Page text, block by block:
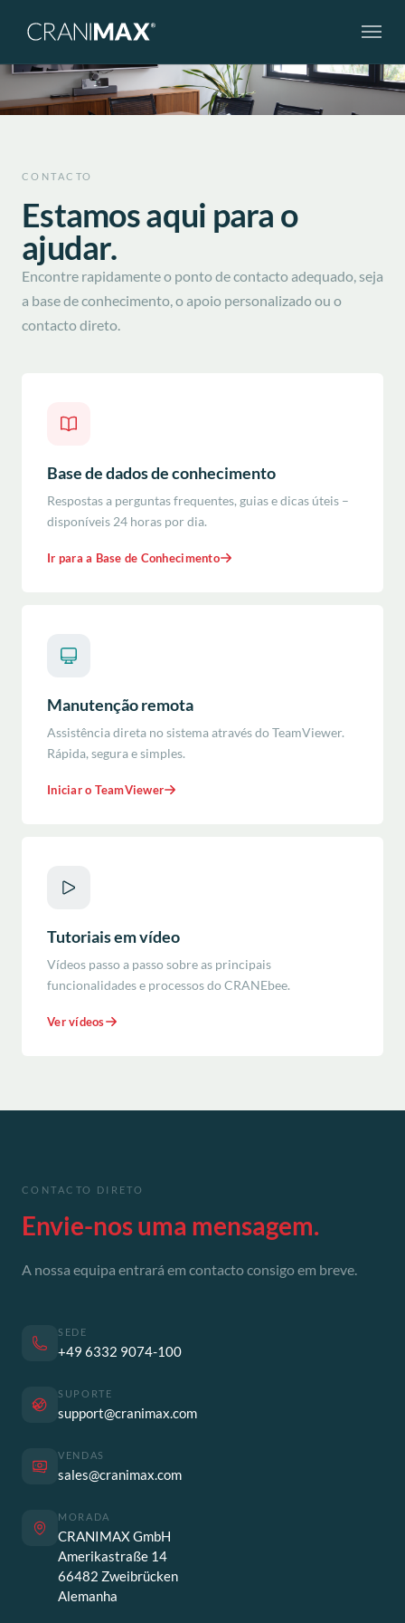
CONTACTO
Estamos aqui para o
ajudar.
Encontre rapidamente o ponto de contacto adequado, seja
a base de conhecimento, o apoio personalizado ou o
contacto direto.
Base de dados de conhecimento
Respostas a perguntas frequentes, guias e dicas úteis –
disponíveis 24 horas por dia.
Ir para a Base de Conhecimento
Manutenção remota
Assistência direta no sistema através do TeamViewer.
Rápida, segura e simples.
Iniciar o TeamViewer
Tutoriais em vídeo
Vídeos passo a passo sobre as principais
funcionalidades e processos do CRANEbee.
Ver vídeos
CONTACTO DIRETO
Envie-nos uma mensagem.
A nossa equipa entrará em contacto consigo em breve.
SEDE
+49 6332 9074-100
SUPORTE
support@cranimax.com
VENDAS
sales@cranimax.com
MORADA
CRANIMAX GmbH
Amerikastraße 14
66482 Zweibrücken
Alemanha